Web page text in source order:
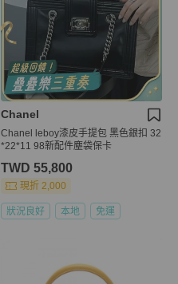
Chanel
Chanel leboy漆皮手提包 黑色銀扣 32
*22*11 98新配件塵袋保卡
TWD 55,800
現折 2,000
狀況良好 本地 免運